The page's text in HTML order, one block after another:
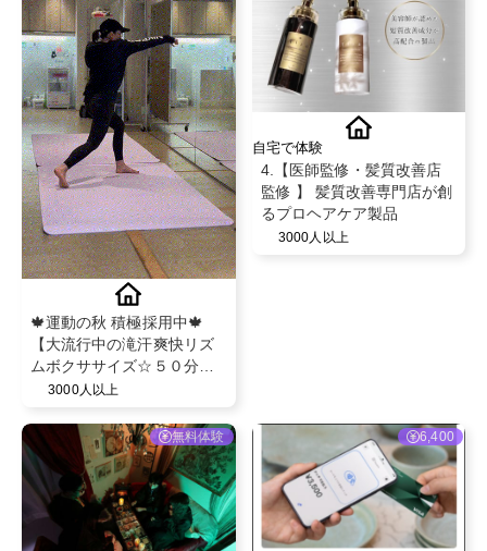
🍁運動の秋 積極採用中🍁
【大流行中の滝汗爽快リズ
ムボクササイズ☆５０分レ
ッスン体験】女性専用NEW
3000人以上
自宅で体験
4.【医師監修・髪質改善店
監修 】 髪質改善専門店が創
るプロヘアケア製品
3000人以上
無料体験 6,400